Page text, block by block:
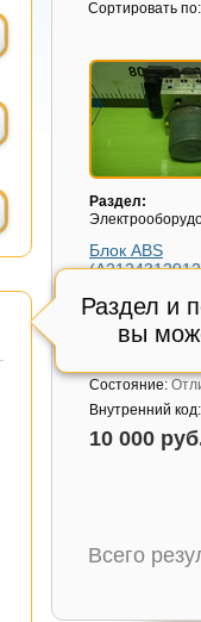
Раздел и
вы
Сортировать по:
Раздел:
Блок ABS
Модель авто:
Benz E-Klass
2009г (Е Купе)
Состояние:
Внутренний
10 000
Всего